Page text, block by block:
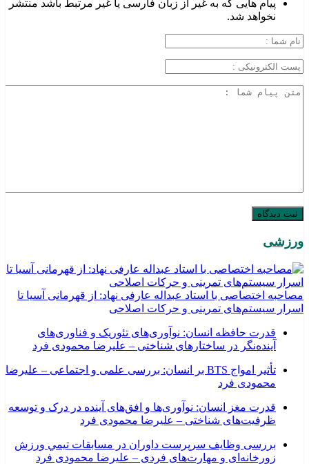
پیام هایی که به غیر از زبان فارسی یا غیر مرتبط باشد منتشر
نخواهد شد.
ورزشی
مصاحبه اختصاصی با استاد عبداله عارفی نهاد: از قهرمانی آسیا تا
اسرار سیستم‌های تمرینی و حرکات اصلاحی
قدرت حافظه انسان: نوآوری‌های تئوریک و فناوری‌های
آینده‌نگر در ساختارهای شناختی – علیرضا محمودی فرد
تأثیر امواج BTS بر انسان: بررسی علمی و اجتماعی – علیرضا
محمودی فرد
قدرت مغز انسان: نوآوری‌ها و افق‌های آینده در درک و توسعه
ظرفیت‌های شناختی – علیرضا محمودی فرد
بررسی وظايف سرپرست داوران در مسابقات تیمي ورزش
زورخانه‌ای و مهارت‌های فردی – علیرضا محمودی فرد